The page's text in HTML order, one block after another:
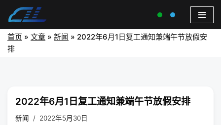
首页 » 文章 » 新闻 » 2022年6月1日复工通知兼端午节放假安
排
2022年6月1日复工通知兼端午节放假安排
新闻 2022年5月30日